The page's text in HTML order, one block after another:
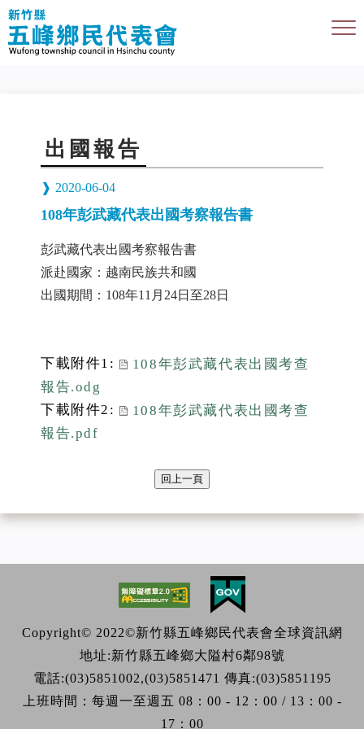
出國報告
2020-06-04
108年彭武藏代表出國考察報告書
彭武藏代表出國考察報告書
派赴國家：越南民族共和國
出國期間：108年11月24日至28日
下載附件1:
108年彭武藏代表出國考查
報告.odg
下載附件2:
108年彭武藏代表出國考查
報告.pdf
回上一頁
Copyright© 2022©新竹縣五峰鄉民代表會全球資訊網
地址:新竹縣五峰鄉大隘村6鄰98號
電話:(03)5851002,(03)5851471 傳真:(03)5851195
上班時間：每週一至週五 08：00 - 12：00 / 13：00 -
17：00